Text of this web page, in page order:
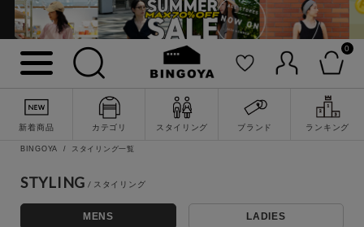
0
新着商品 カテゴリ スタイリング ブランド ランキング
詳細検索
BINGOYA スタイリング一覧
STYLING
MENS LADIES